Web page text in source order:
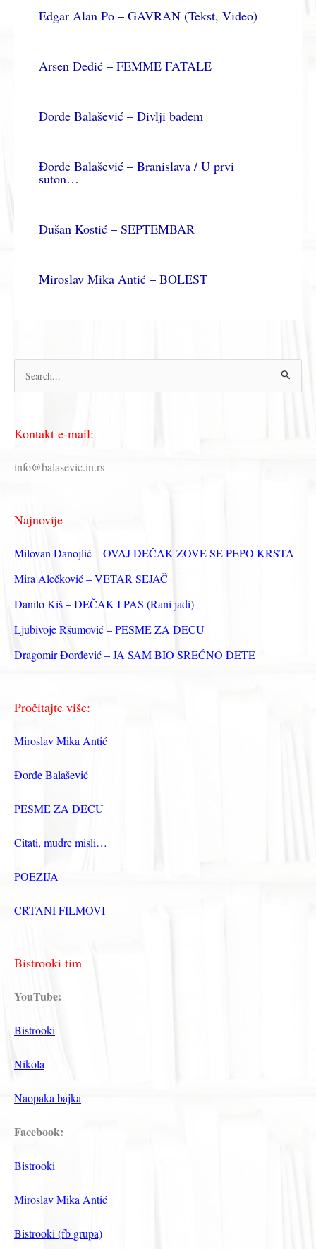
Edgar Alan Po – GAVRAN (Tekst, Video)
Arsen Dedić – FEMME FATALE
Đorđe Balašević – Divlji badem
Đorđe Balašević – Branislava / U prvi
suton…
Dušan Kostić – SEPTEMBAR
Miroslav Mika Antić – BOLEST
р
т
р
а
з
а
Kontakt e-mail:
info@balasevic.in.rs
Najnovije
Milovan Danojlić – OVAJ DEČAK ZOVE SE PEPO KRSTA
Mira Alečković – VETAR SEJAČ
Danilo Kiš – DEČAK I PAS (Rani jadi)
Ljubivoje Ršumović – PESME ZA DECU
Dragomir Đorđević – JA SAM BIO SREĆNO DETE
Pročitajte više:
Miroslav Mika Antić
Đorđe Balašević
PESME ZA DECU
Citati, mudre misli…
POEZIJA
CRTANI FILMOVI
Bistrooki tim
YouTube:
Bistrooki
Nikola
Naopaka bajka
Facebook:
Bistrooki
Miroslav Mika Antić
Bistrooki (fb grupa)